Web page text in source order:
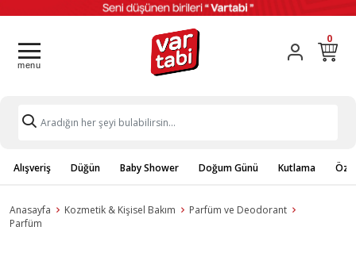
0
Alışveriş Düğün Baby Shower Doğum Günü Kutlama
Anasayfa Kozmetik & Kişisel Bakım
Parfüm ve Deodorant
Parfüm